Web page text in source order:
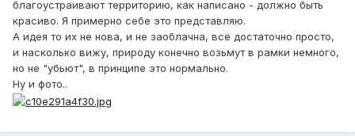
благоустраивают территорию, как написано - должно быть
красиво. Я примерно себе это представляю.
А идея то их не нова, и не заоблачна, всё достаточно просто,
и насколько вижу, природу конечно возьмут в рамки немного,
но не "убьют", в принципе это нормально.
Ну и фото..